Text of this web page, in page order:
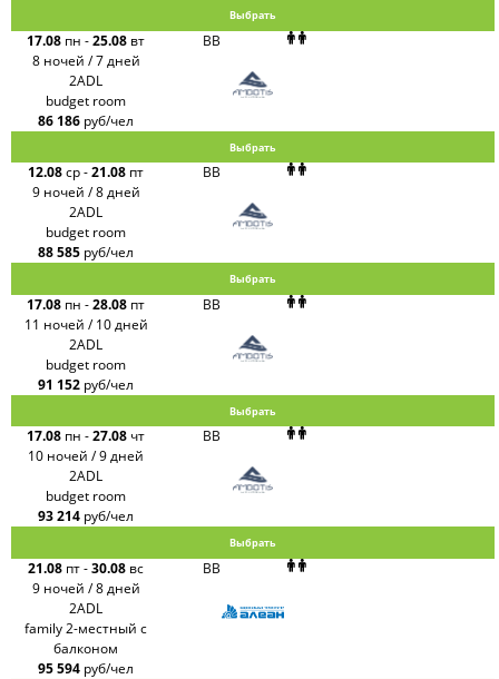
Выбрать
17.08 пн -25.08 вт
8 ночей / 7 дней
BB
2ADL
budget room
86 186 руб/чел
Выбрать
12.08ср-21.08 пт
9 ночей / 8 дней
BB
2ADL
budget room
88 585 руб/чел
Выбрать
17.08 пн -28.08 пт
11 ночей / 10 дней
BB
2ADL
budget room
91 152 руб/чел
Выбрать
17.08 пн -27.08 чт
10 ночей / 9 дней
BB
2ADL
budget room
93 214 руб/чел
Выбрать
21.08 пт-30.08 вс
9 ночей / 8 дней
BB
2ADL
family 2-местный с
балконом
95 594 руб/чел